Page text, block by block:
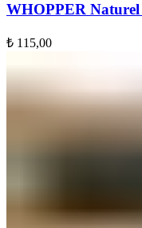
WHOPPER
₺ 115,00